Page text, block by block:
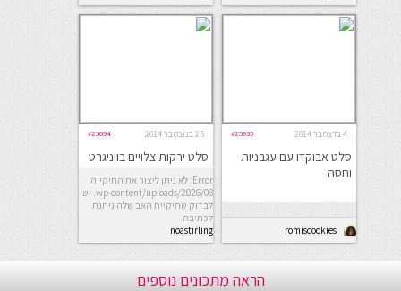
4 בדצמבר 2014 #25935
סלט אבוקדו עם עגבניות
וחסה
romiscookies
25 בנובמבר 2014 #25694
סלט ירקות צלויים בויניגרט
הדריםError: לא ניתן ליצור את התיקייה
wp-content/uploads/2026/08. יש
לבדוק שתיקיית האב שלה ניתנת
לכתיבה.
noastirling
הראה מתכונים נוספים